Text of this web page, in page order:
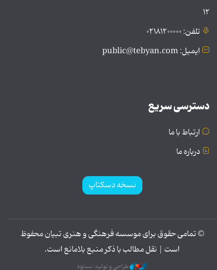
۱۲
تلفن: ۰۲۱۸۱۲۰۰۰۰۰
ایمیل: public@tebyan.com
دسترسی سریع
ارتباط با ما
درباره ما
نسخه دسکتاپ
© تمامی حقوق برای موسسه فرهنگی و هنری تبیان محفوظ
است | نقل مطالب با ذکر منبع بلامانع است.
طراحی و تولید: نستوه